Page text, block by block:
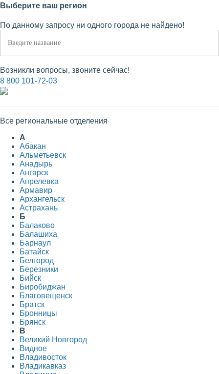
Выберите ваш регион
По данному запросу ни одного города не найдено!
Возникли вопросы, звоните сейчас!
8 800 101-72-03
Все региональные отделения
А
Абакан
Альметьевск
Анадырь
Ангарск
Апрелевка
Армавир
Архангельск
Астрахань
Б
Балаково
Балашиха
Барнаул
Батайск
Белгород
Березники
Бийск
Биробиджан
Благовещенск
Братск
Бронницы
Брянск
В
Великий Новгород
Видное
Владивосток
Владикавказ